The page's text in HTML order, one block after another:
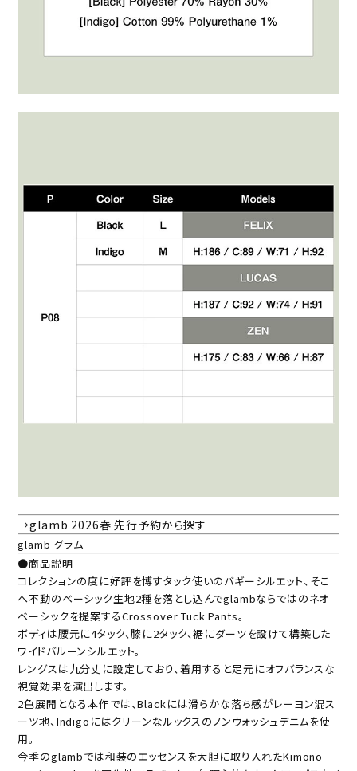
→glamb 2026春 先行予約から探す
glamb グラム
●商品説明
コレクションの度に好評を博すタック使いのバギーシルエット、そこ
へ不動のベーシック生地2種を落とし込んでglambならではのネオ
ベーシックを提案するCrossover Tuck Pants。
ボディは腰元に4タック、膝に2タック、裾にダーツを設けて構築した
ワイドバルーンシルエット。
レングスは九分丈に設定しており、着用すると足元にオフバランスな
視覚効果を演出します。
2色展開となる本作では、Blackには滑らかな落ち感がレーヨン混ス
ーツ地、Indigoにはクリーンなルックスのノンウォッシュデニムを使
用。
今季のglambでは和装のエッセンスを大胆に取り入れたKimono